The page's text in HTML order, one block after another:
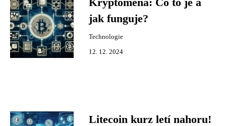
Kryptoměna: Co to je a
jak funguje?
Technologie
12. 12. 2024
Litecoin kurz letí nahoru!